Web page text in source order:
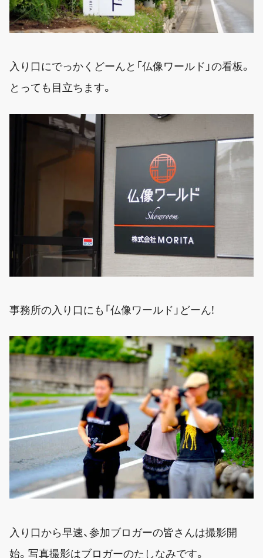
入り口にでっかくどーんと「仏像ワールド」の看板。
とっても目立ちます。
事務所の入り口にも「仏像ワールド」どーん!
入り口から早速、参加ブロガーの皆さんは撮影開
始。写真撮影はブロガーのたしなみです。